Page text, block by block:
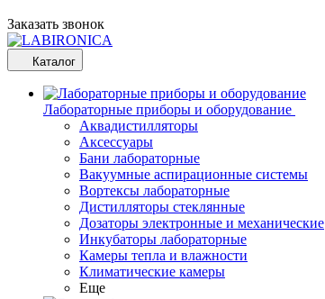
Заказать звонок
Каталог
Лабораторные приборы и оборудование
Аквадистилляторы
Аксессуары
Бани лабораторные
Вакуумные аспирационные системы
Вортексы лабораторные
Дистилляторы стеклянные
Дозаторы электронные и механические
Инкубаторы лабораторные
Камеры тепла и влажности
Климатические камеры
Еще